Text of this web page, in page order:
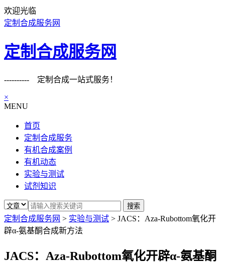
欢迎光临
定制合成服务网
定制合成服务网
---------- 定制合成一站式服务！
×
MENU
首页
定制合成服务
有机合成案例
有机动态
实验与测试
试剂知识
定制合成服务网 > 实验与测试 > JACS：Aza-Rubottom氧化开
辟α-氨基酮合成新方法
JACS：Aza-Rubottom氧化开辟α-氨基酮